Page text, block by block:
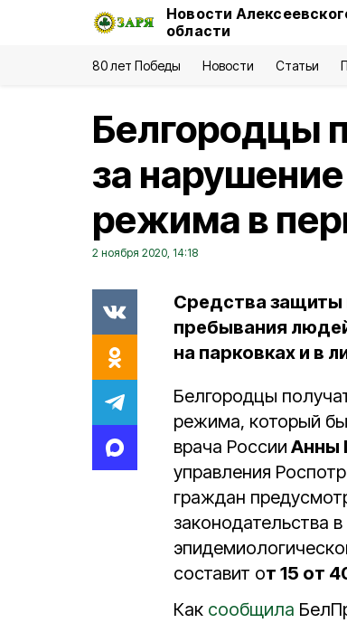
Новости
области
80 лет Победы Новости Статьи
Белгородцы
за
режима в
2 ноября 2020, 14:18
Средства защиты
пребывания
на парковках и в
Белгородцы
режима, который
врача России Анны
управления
граждан
законодательства
составит от 15 от
Как сообщила